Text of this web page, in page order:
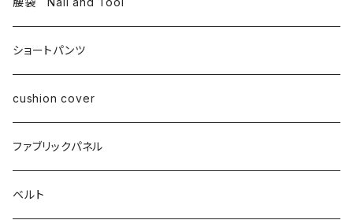
ショートパンツ
cushion cover
ファブリックパネル
ベルト